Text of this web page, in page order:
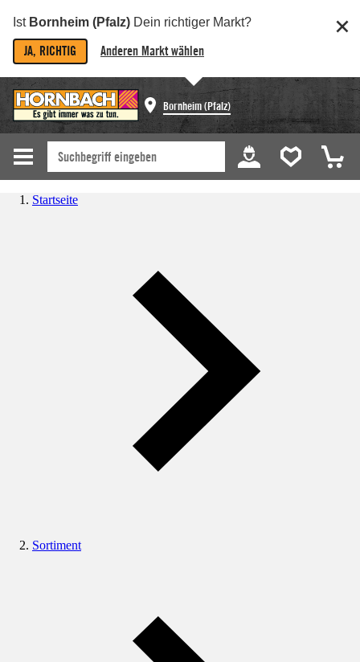
Ist Bornheim (Pfalz) Dein richtiger Markt?
JA, RICHTIG Anderen Markt wählen
Bornheim (Pfalz)
Startseite
Sortiment